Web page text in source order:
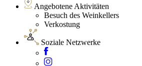
Angebotene Aktivitäten
Besuch des Weinkellers
Verkostung
Soziale Netzwerke